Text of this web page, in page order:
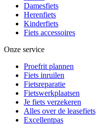
Damesfiets
Herenfiets
Kinderfiets
Fiets accessoires
Onze service
Proefrit plannen
Fiets inruilen
Fietsreparatie
Fietswerkplaatsen
Je fiets verzekeren
Alles over de leasefiets
Excellentpas